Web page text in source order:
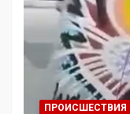
ПРОИСШЕСТВИЯ